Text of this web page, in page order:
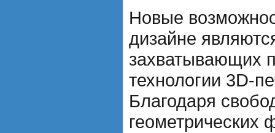
Новые
дизайне
захватывающих
технологии 3D-
Благодаря
геометрических